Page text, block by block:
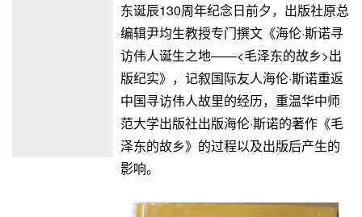
东诞辰130周年纪念日前夕，出版社原总
编辑尹均生教授专门撰文《海伦·斯诺寻
访伟人诞生之地——<毛泽东的故乡>出
版纪实》，记叙国际友人海伦·斯诺重返
中国寻访伟人故里的经历，重温华中师
范大学出版社出版海伦·斯诺的著作《毛
泽东的故乡》的过程以及出版后产生的
影响。